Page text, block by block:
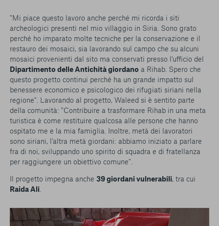
"Mi piace questo lavoro anche perché mi ricorda i siti
archeologici presenti nel mio villaggio in Siria. Sono grato
perché ho imparato molte tecniche per la conservazione e il
restauro dei mosaici, sia lavorando sul campo che su alcuni
mosaici provenienti dal sito ma conservati presso l'ufficio del
Dipartimento delle Antichità giordano a Rihab. Spero che
questo progetto continui perché ha un grande impatto sul
benessere economico e psicologico dei rifugiati siriani nella
regione". Lavorando al progetto, Waleed si è sentito parte
della comunità: "Contribuire a trasformare Rihab in una meta
turistica è come restituire qualcosa alle persone che hanno
ospitato me e la mia famiglia. Inoltre, metà dei lavoratori
sono siriani, l'altra metà giordani: abbiamo iniziato a parlare
fra di noi, sviluppando uno spirito di squadra e di fratellanza
per raggiungere un obiettivo comune".
Il progetto impegna anche 39 giordani vulnerabili, tra cui
Raida Ali